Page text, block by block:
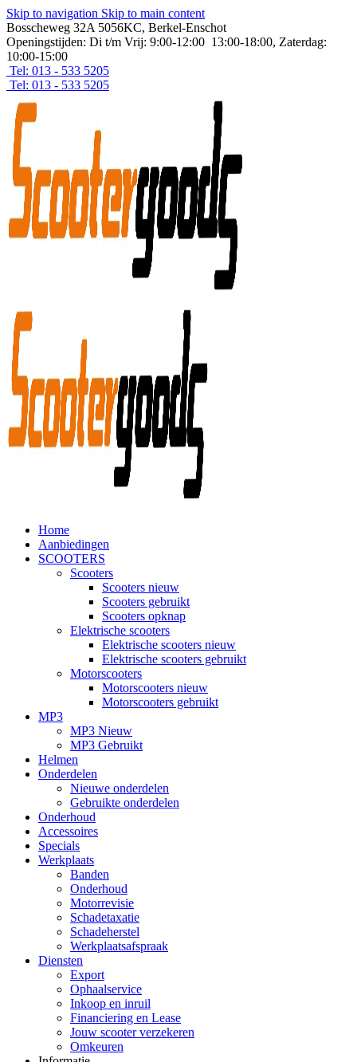
Skip to navigation Skip to main content
Bosscheweg 32A 5056KC, Berkel-Enschot
Openingstijden: Di t/m Vrij: 9:00-12:00 13:00-18:00, Zaterdag:
10:00-15:00
Tel: 013 - 533 5205
Tel: 013 - 533 5205
Home
Aanbiedingen
SCOOTERS
Scooters
Scooters nieuw
Scooters gebruikt
Scooters opknap
Elektrische scooters
Elektrische scooters nieuw
Elektrische scooters gebruikt
Motorscooters
Motorscooters nieuw
Motorscooters gebruikt
MP3
MP3 Nieuw
MP3 Gebruikt
Helmen
Onderdelen
Nieuwe onderdelen
Gebruikte onderdelen
Onderhoud
Accessoires
Specials
Werkplaats
Banden
Onderhoud
Motorrevisie
Schadetaxatie
Schadeherstel
Werkplaatsafspraak
Diensten
Export
Ophaalservice
Inkoop en inruil
Financiering en Lease
Jouw scooter verzekeren
Omkeuren